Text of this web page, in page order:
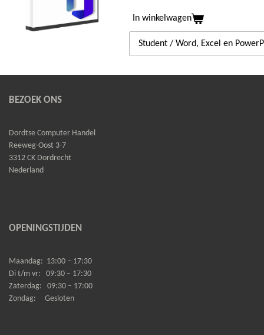
In winkelwagen
BEZOEK ONS
Dordtse Computer Handel
Reeweg-Oost 3-7
3312 CK Dordrecht
Nederland
OPENINGSTIJDEN
Maandag: 13:00 – 17:30
Di t/m vr: 09:30 – 17:30
Zaterdag: 09:30 – 17:00
Zondag: Gesloten